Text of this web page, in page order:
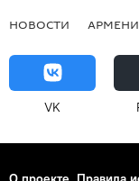
НОВОСТИ
VK